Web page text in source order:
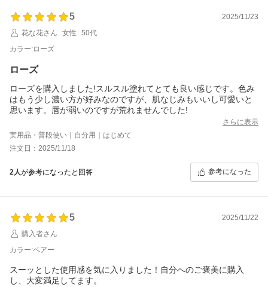
5
2025/11/23
花な花さん
女性
50代
カラー:ローズ
ローズ
ローズを購入しました!スルスル塗れてとても良い感じです。色み
はもう少し濃い方が好みなのですが、肌なじみもいいし可愛いと
思います。唇が弱いのですが荒れませんでした!
さらに表示
実用品・普段使い｜自分用｜はじめて
注文日：2025/11/18
2人が参考になったと回答 参考になった
5
2025/11/22
購入者さん
カラー:ベアー
スーッとした使用感を気に入りました！自分へのご褒美に購入
し、大変満足してます。